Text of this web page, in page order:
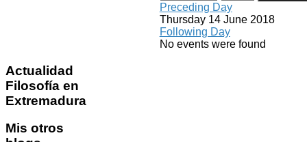
Preceding Day
Thursday 14 June 2018
Following Day
No events were found
Actualidad
Filosofía en
Extremadura
Mis otros